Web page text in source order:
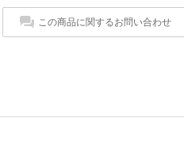
この商品に関するお問い合わせ